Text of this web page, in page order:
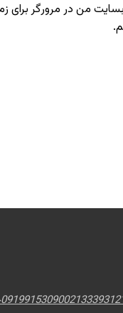
من در مرورگر برای
09199153090